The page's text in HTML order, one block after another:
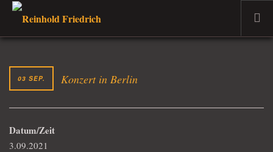
DER MUSIKER
DER DOZENT
03 SEP. Konzert in Berlin
Datum/Zeit
3.09.2021